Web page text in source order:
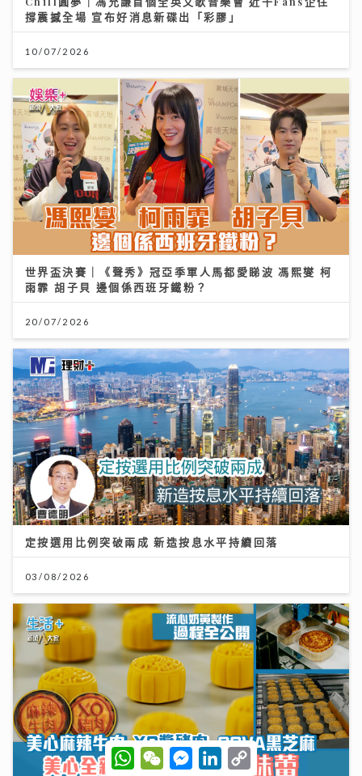
撐震撼全場 宣布好消息新碟出「彩膠」
10/07/2026
世界盃決賽｜《聲秀》冠亞季軍人馬都愛睇波 馮熙燮 柯
雨霏 胡子貝 邊個係西班牙鐵粉？
20/07/2026
定按選用比例突破兩成 新造按息水平持續回落
03/08/2026
W
h
W
e
M
e
L
C
o